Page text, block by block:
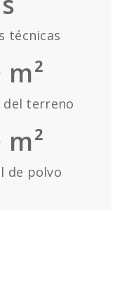
técnicas
terreno
de polvo